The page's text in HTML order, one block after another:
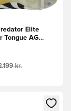
Elite
Tongue AG
Guld
kr.
dig som
Modal til at logge